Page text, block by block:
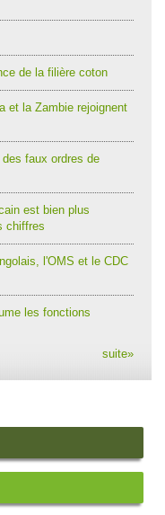
de la filière coton
et la Zambie rejoignent
faux ordres de
est bien plus
chiffres
l'OMS et le CDC
les fonctions
suite»